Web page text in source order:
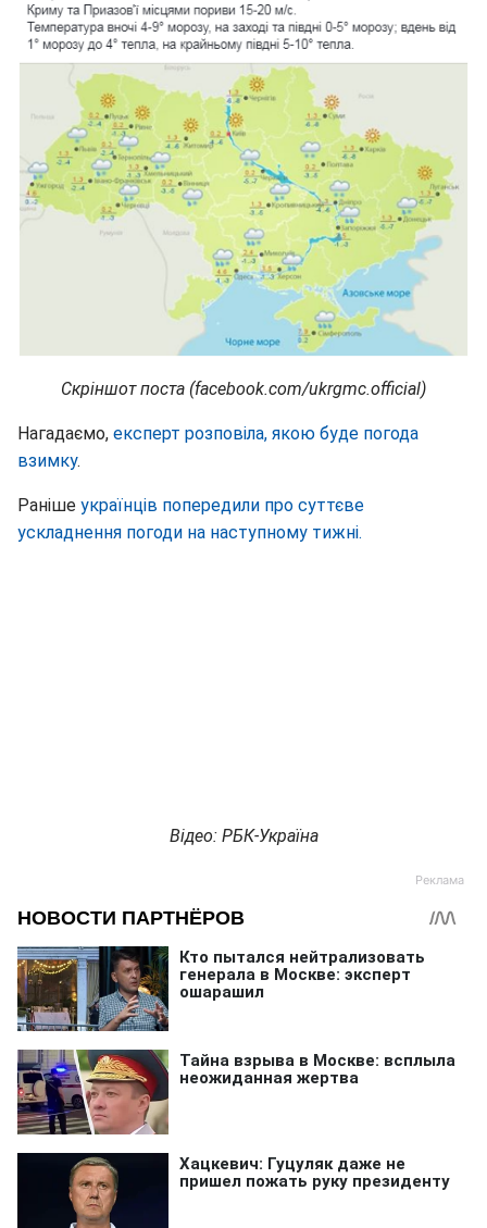
Скріншот поста (facebook.com/ukrgmc.official)
Нагадаємо, експерт розповіла, якою буде погода
взимку.
Раніше українців попередили про суттєве
ускладнення погоди на наступному тижні.
Відео: РБК-Україна